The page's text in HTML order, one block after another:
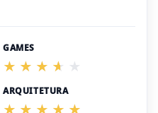
GAMES
ARQUITETURA